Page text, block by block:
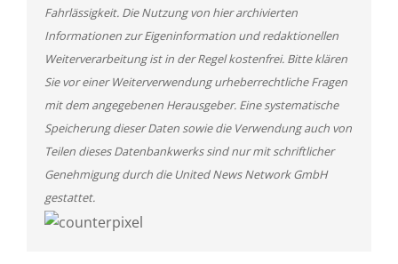
Fahrlässigkeit. Die Nutzung von hier archivierten
Informationen zur Eigeninformation und redaktionellen
Weiterverarbeitung ist in der Regel kostenfrei. Bitte klären
Sie vor einer Weiterverwendung urheberrechtliche Fragen
mit dem angegebenen Herausgeber. Eine systematische
Speicherung dieser Daten sowie die Verwendung auch von
Teilen dieses Datenbankwerks sind nur mit schriftlicher
Genehmigung durch die United News Network GmbH
gestattet.